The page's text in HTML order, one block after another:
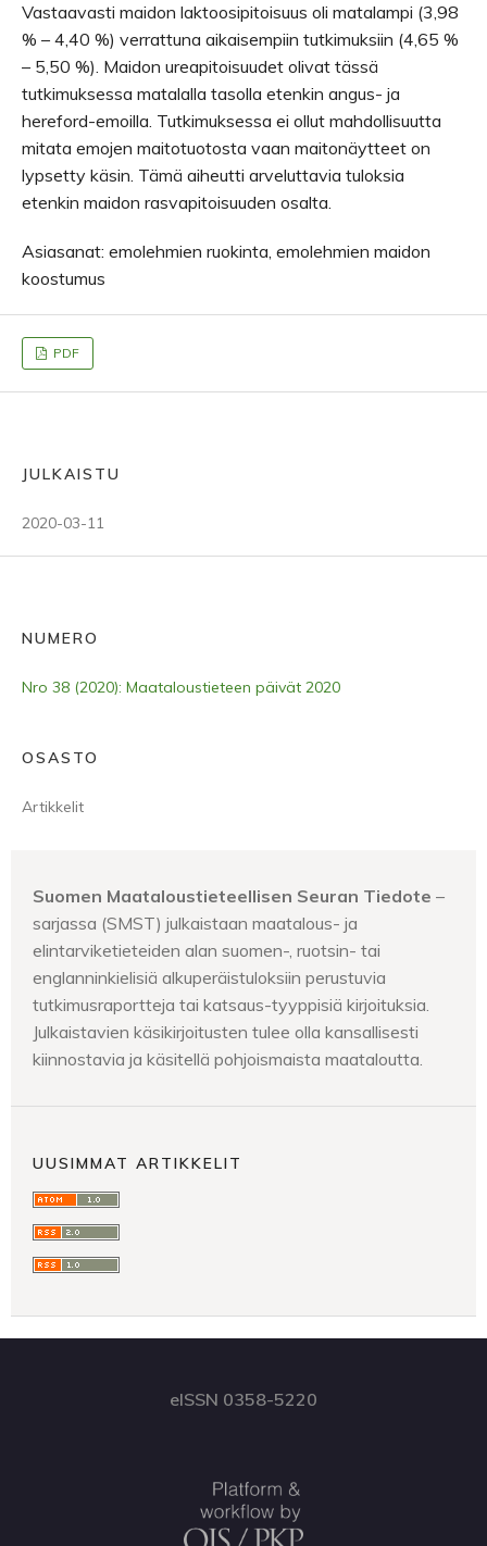
Vastaavasti maidon laktoosipitoisuus oli matalampi (3,98
% – 4,40 %) verrattuna aikaisempiin tutkimuksiin (4,65 %
– 5,50 %). Maidon ureapitoisuudet olivat tässä
tutkimuksessa matalalla tasolla etenkin angus- ja
hereford-emoilla. Tutkimuksessa ei ollut mahdollisuutta
mitata emojen maitotuotosta vaan maitonäytteet on
lypsetty käsin. Tämä aiheutti arveluttavia tuloksia
etenkin maidon rasvapitoisuuden osalta.
Asiasanat: emolehmien ruokinta, emolehmien maidon
koostumus
PDF
JULKAISTU
2020-03-11
NUMERO
Nro 38 (2020): Maataloustieteen päivät 2020
OSASTO
Artikkelit
Suomen Maataloustieteellisen Seuran Tiedote –
sarjassa (SMST) julkaistaan maatalous- ja
elintarviketieteiden alan suomen-, ruotsin- tai
englanninkielisiä alkuperäistuloksiin perustuvia
tutkimusraportteja tai katsaus-tyyppisiä kirjoituksia.
Julkaistavien käsikirjoitusten tulee olla kansallisesti
kiinnostavia ja käsitellä pohjoismaista maataloutta.
UUSIMMAT ARTIKKELIT
eISSN 0358-5220